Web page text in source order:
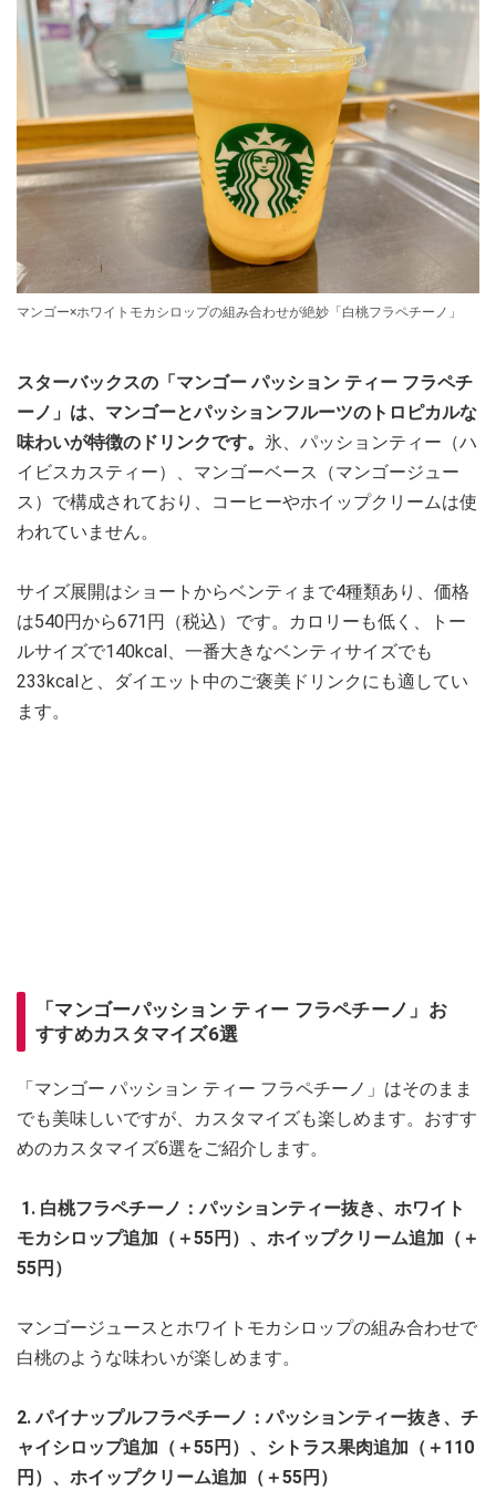
マンゴー×ホワイトモカシロップの組み合わせが絶妙「白桃フラペチーノ」
スターバックスの「マンゴー パッション ティー フラペチ
ーノ」は、マンゴーとパッションフルーツのトロピカルな
味わいが特徴のドリンクです。 氷、パッションティー（ハ
イビスカスティー）、マンゴーベース（マンゴージュー
ス）で構成されており、コーヒーやホイップクリームは使
われていません。
サイズ展開はショートからベンティまで4種類あり、価格
は540円から671円（税込）です。カロリーも低く、トー
ルサイズで140kcal、一番大きなベンティサイズでも
233kcalと、ダイエット中のご褒美ドリンクにも適してい
ます。
「マンゴーパッション ティー フラペチーノ」お
すすめカスタマイズ6選
「マンゴー パッション ティー フラペチーノ」はそのまま
でも美味しいですが、カスタマイズも楽しめます。おすす
めのカスタマイズ6選をご紹介します。
1. 白桃フラペチーノ：パッションティー抜き、ホワイト
モカシロップ追加（＋55円）、ホイップクリーム追加（＋
55円）
マンゴージュースとホワイトモカシロップの組み合わせで
白桃のような味わいが楽しめます。
2. パイナップルフラペチーノ：パッションティー抜き、チ
ャイシロップ追加（＋55円）、シトラス果肉追加（＋110
円）、ホイップクリーム追加（＋55円）